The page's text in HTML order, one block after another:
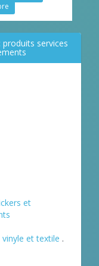
: produits services
et
et textile .